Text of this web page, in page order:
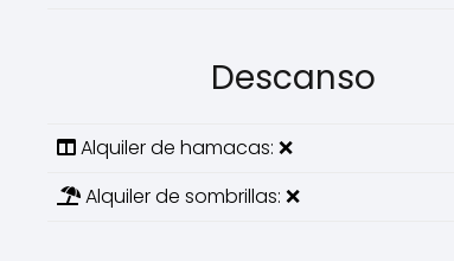
Descanso
Alquiler de hamacas: ❌
Alquiler de sombrillas: ❌